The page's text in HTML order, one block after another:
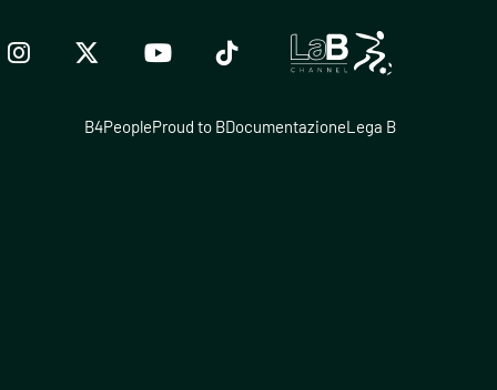
B4PeopleProud to BDocumentazioneLega B